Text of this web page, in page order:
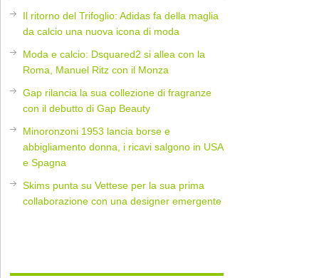
Il ritorno del Trifoglio: Adidas fa della maglia
da calcio una nuova icona di moda
Moda e calcio: Dsquared2 si allea con la
Roma, Manuel Ritz con il Monza
Gap rilancia la sua collezione di fragranze
con il debutto di Gap Beauty
Minoronzoni 1953 lancia borse e
abbigliamento donna, i ricavi salgono in USA
e Spagna
Skims punta su Vettese per la sua prima
collaborazione con una designer emergente